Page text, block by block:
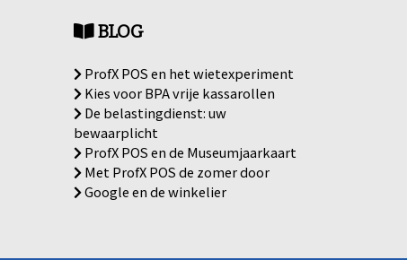
BLOG
ProfX POS en het wietexperiment
Kies voor BPA vrije kassarollen
De belastingdienst: uw
bewaarplicht
ProfX POS en de Museumjaarkaart
Met ProfX POS de zomer door
Google en de winkelier